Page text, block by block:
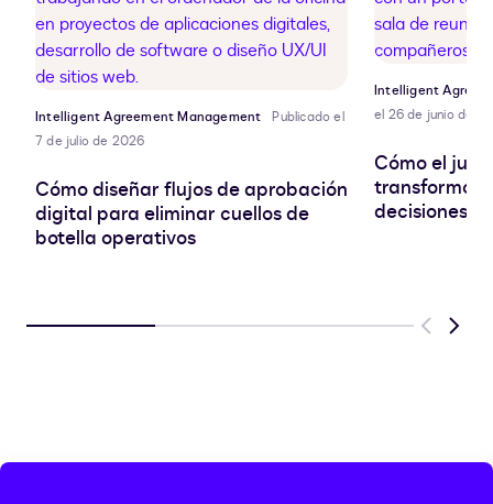
Intelligent Agreement Management
Publicado el
7 de julio de 2026
Cómo diseñar flujos de aprobación
digital para eliminar cuellos de
botella operativos
Intelligent
el 26 de junio de
Cómo el
transformó
decisiones
Previous
Next